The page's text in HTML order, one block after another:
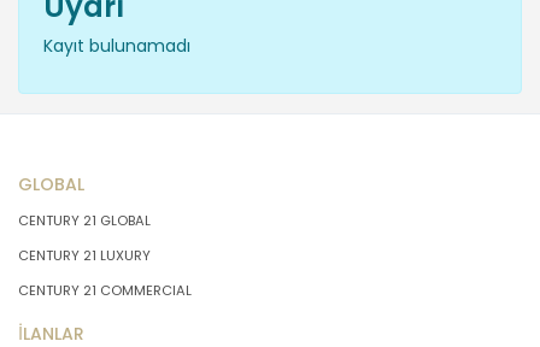
Kayıt bulunamadı
GLOBAL
CENTURY 21 GLOBAL
CENTURY 21 LUXURY
CENTURY 21 COMMERCIAL
İLANLAR